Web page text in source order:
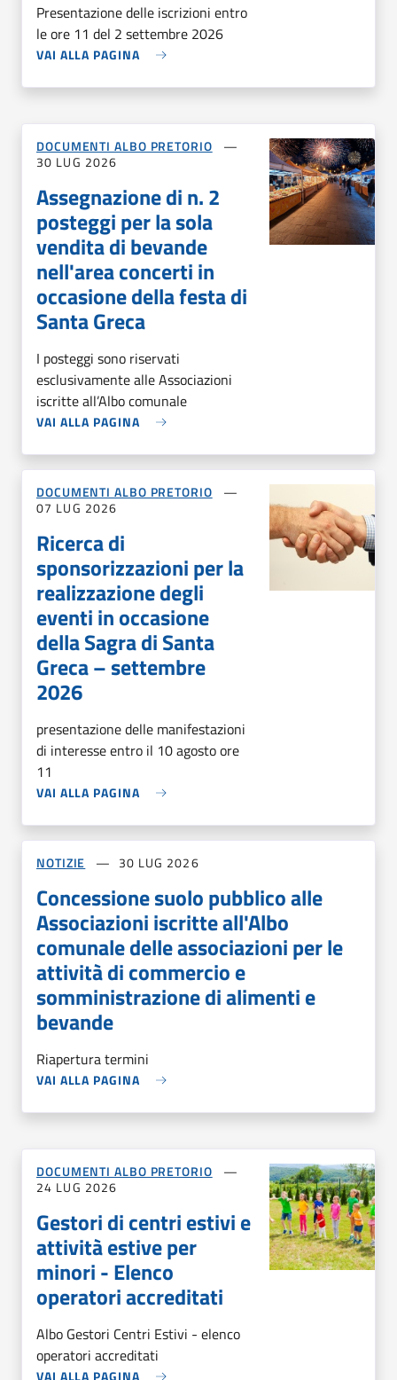
Presentazione delle iscrizioni entro
le ore 11 del 2 settembre 2026
VAI ALLA PAGINA
DOCUMENTI ALBO PRETORIO
30 LUG 2026
Assegnazione di n. 2
posteggi per la sola
vendita di bevande
nell'area concerti in
occasione della festa di
Santa Greca
I posteggi sono riservati
esclusivamente alle Associazioni
iscritte all’Albo comunale
VAI ALLA PAGINA
DOCUMENTI ALBO PRETORIO
07 LUG 2026
Ricerca di
sponsorizzazioni per la
realizzazione degli
eventi in occasione
della Sagra di Santa
Greca – settembre
2026
presentazione delle manifestazioni
di interesse entro il 10 agosto ore
11
VAI ALLA PAGINA
NOTIZIE 30 LUG 2026
Concessione suolo pubblico alle
Associazioni iscritte all'Albo
comunale delle associazioni per le
attività di commercio e
somministrazione di alimenti e
bevande
Riapertura termini
VAI ALLA PAGINA
DOCUMENTI ALBO PRETORIO
24 LUG 2026
Gestori di centri estivi e
attività estive per
minori - Elenco
operatori accreditati
Albo Gestori Centri Estivi - elenco
operatori accreditati